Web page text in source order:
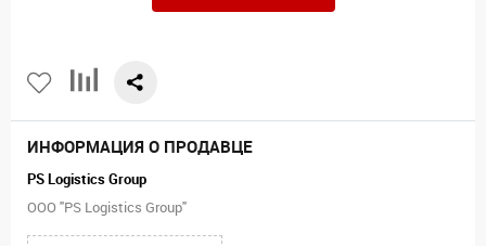
ИНФОРМАЦИЯ О ПРОДАВЦЕ
PS Logistics Group
ООО "PS Logistics Group"